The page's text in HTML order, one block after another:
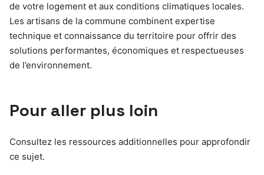
de votre logement et aux conditions climatiques locales.
Les artisans de la commune combinent expertise
technique et connaissance du territoire pour offrir des
solutions performantes, économiques et respectueuses
de l’environnement.
Pour aller plus loin
Consultez les ressources additionnelles pour approfondir
ce sujet.